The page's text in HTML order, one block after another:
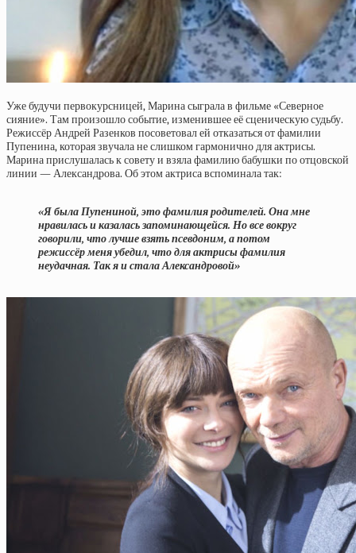
Уже будучи первокурсницей, Марина сыграла в фильме «Северное
сияние». Там произошло событие, изменившее её сценическую судьбу.
Режиссёр Андрей Разенков посоветовал ей отказаться от фамилии
Пупенина, которая звучала не слишком гармонично для актрисы.
Марина прислушалась к совету и взяла фамилию бабушки по отцовской
линии — Александрова. Об этом актриса вспоминала так:
«Я была Пупениной, это фамилия родителей. Она мне
нравилась и казалась запоминающейся. Но все вокруг
говорили, что лучше взять псевдоним, а потом
режиссёр меня убедил, что для актрисы фамилия
неудачная. Так я и стала Александровой»